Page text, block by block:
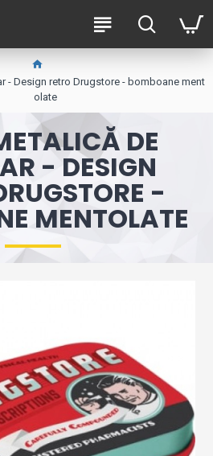
- Design retro Drugstore - bomboane ment
olate
DE
- DESIGN
-
MENTOLATE